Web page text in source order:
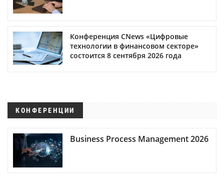
Конференция CNews «Цифровые
технологии в финансовом секторе»
состоится 8 сентября 2026 года
КОНФЕРЕНЦИИ
Business Process Management 2026